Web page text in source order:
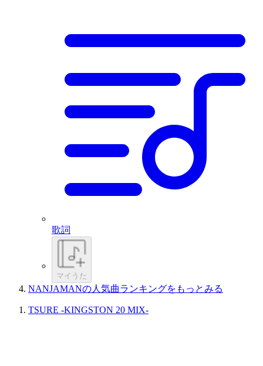
歌詞
マイうた
NANJAMANの人気曲ランキングをもっとみる
TSURE -KINGSTON 20 MIX-